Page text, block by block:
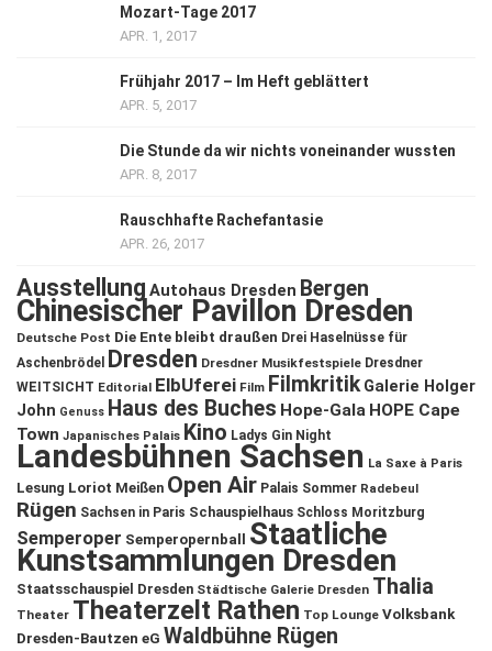
Mozart-Tage 2017
APR. 1, 2017
Frühjahr 2017 – Im Heft geblättert
APR. 5, 2017
Die Stunde da wir nichts voneinander wussten
APR. 8, 2017
Rauschhafte Rachefantasie
APR. 26, 2017
Ausstellung Autohaus Dresden Bergen
Chinesischer Pavillon Dresden
Deutsche Post Die Ente bleibt draußen Drei Haselnüsse für
Aschenbrödel
Dresden Dresdner Musikfestspiele Dresdner
WEITSICHT Editorial ElbUferei Film Filmkritik Galerie Holger
John Genuss Haus des Buches Hope-Gala HOPE Cape
Town Japanisches Palais Kino Ladys Gin Night
Landesbühnen Sachsen La Saxe à Paris
Lesung Loriot Meißen Open Air Palais Sommer Radebeul
Rügen Sachsen in Paris Schauspielhaus Schloss Moritzburg
Semperoper Semperopernball Staatliche
Kunstsammlungen Dresden
Staatsschauspiel Dresden Städtische Galerie Dresden Thalia
Theater Theaterzelt Rathen Top Lounge Volksbank
Dresden-Bautzen eG Waldbühne Rügen